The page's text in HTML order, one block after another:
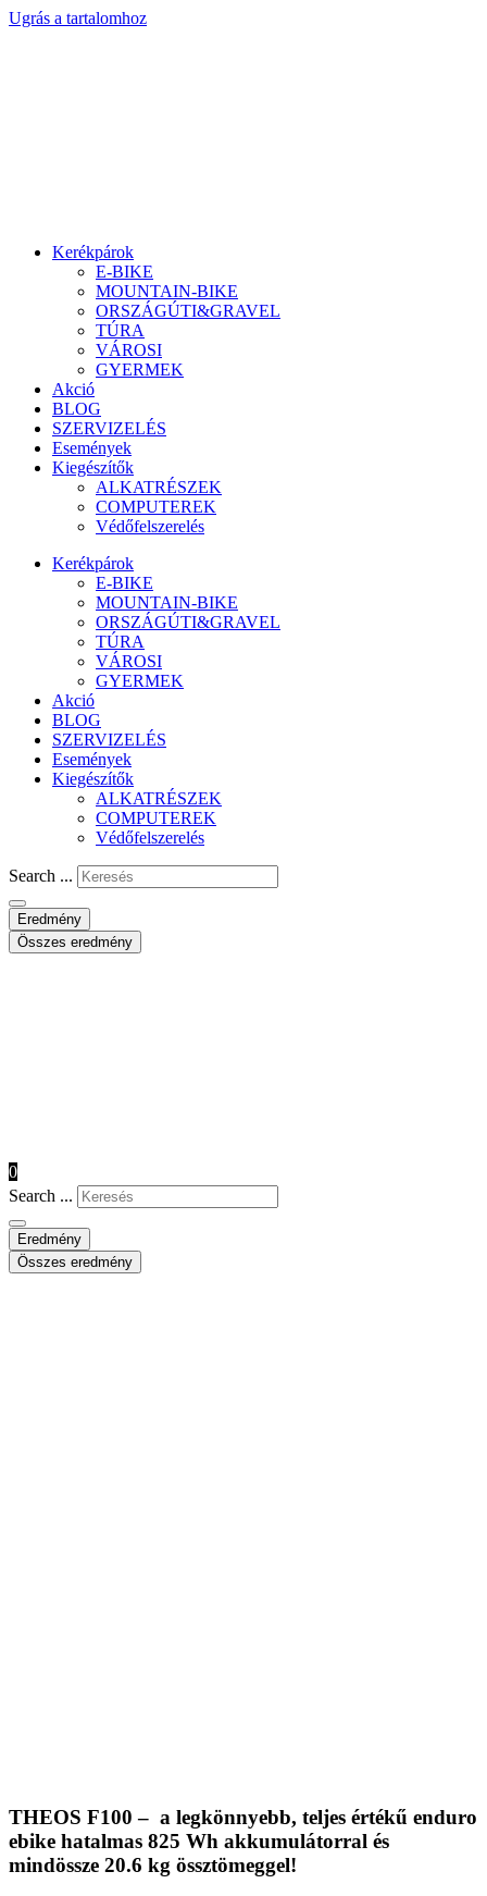
Ugrás a tartalomhoz
Kerékpárok
E-BIKE
MOUNTAIN-BIKE
ORSZÁGÚTI&GRAVEL
TÚRA
VÁROSI
GYERMEK
Akció
BLOG
SZERVIZELÉS
Események
Kiegészítők
ALKATRÉSZEK
COMPUTEREK
Védőfelszerelés
Kerékpárok
E-BIKE
MOUNTAIN-BIKE
ORSZÁGÚTI&GRAVEL
TÚRA
VÁROSI
GYERMEK
Akció
BLOG
SZERVIZELÉS
Események
Kiegészítők
ALKATRÉSZEK
COMPUTEREK
Védőfelszerelés
Search ...
Eredmény
Összes eredmény
0
Search ...
Eredmény
Összes eredmény
THEOS F100 – a legkönnyebb, teljes értékű enduro
ebike hatalmas 825 Wh akkumulátorral és
mindössze 20.6 kg össztömeggel!